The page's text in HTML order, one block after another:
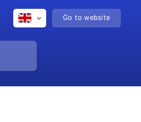
Go to website